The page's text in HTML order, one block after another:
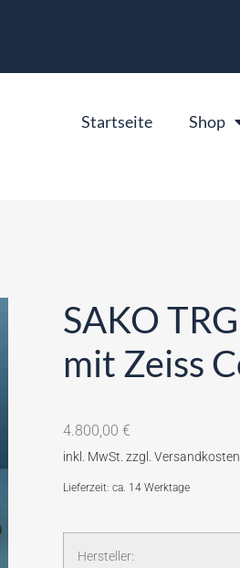
Startseite Shop
SAKO
mit Zeiss
4.800,00 €
Lieferzeit: ca. 14 Werktage
Hersteller: